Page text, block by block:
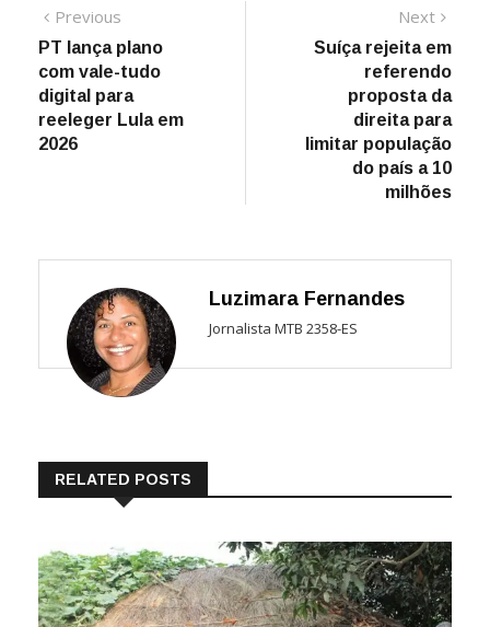
Navegação
de
Post
Previous
post:
PT lança plano
com vale-tudo
digital para
reeleger Lula em
2026
Next
post:
Suíça rejeita em
referendo
proposta da
direita para
limitar população
do país a 10
milhões
Luzimara Fernandes
Jornalista MTB 2358-ES
RELATED POSTS